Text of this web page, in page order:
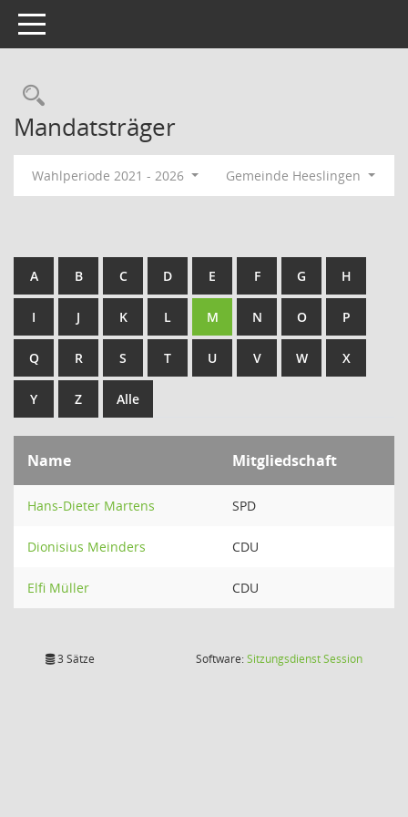
Toggle navigation
Rechercheauswahl
Mandatsträger
Wahlperiode 2021 - 2026 Gemeinde Heeslingen
A B C D E F G H
I J K L M N O P
Q R S T U V W X
Y Z Alle
Name Mitgliedschaft
Hans-Dieter Martens SPD
Dionisius Meinders CDU
Elfi Müller CDU
3 Sätze Software:SitzungsdienstSession(Wird in